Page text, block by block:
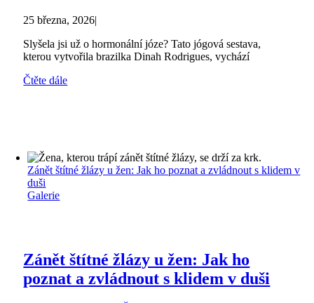
25 března, 2026|
Slyšela jsi už o hormonální józe? Tato jógová sestava,
kterou vytvořila brazilka Dinah Rodrigues, vychází
Čtěte dále
Zánět štítné žlázy u žen: Jak ho poznat a zvládnout s klidem v
duši
Galerie
Zánět štítné žlázy u žen: Jak ho
poznat a zvládnout s klidem v duši